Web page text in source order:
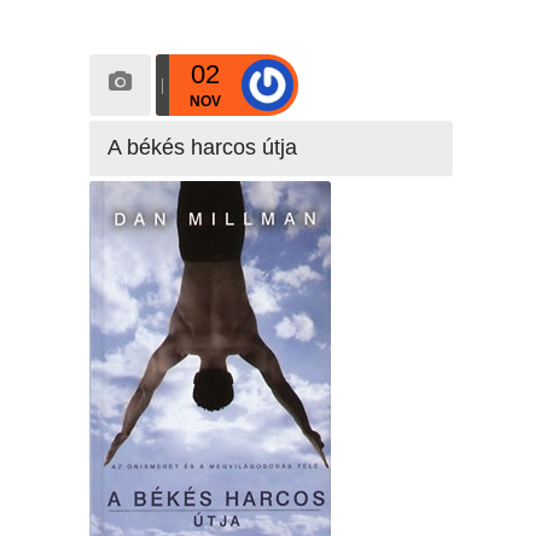
02
NOV
A békés harcos útja